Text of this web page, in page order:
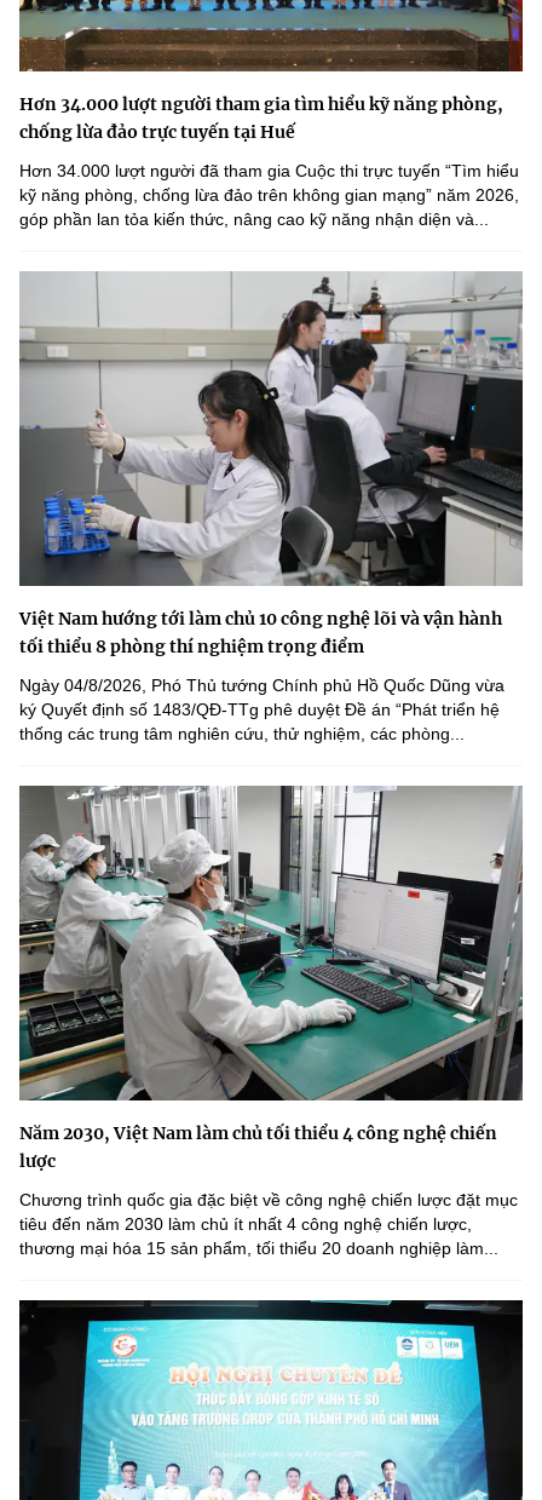
Hơn 34.000 lượt người tham gia tìm hiểu kỹ năng phòng,
chống lừa đảo trực tuyến tại Huế
Hơn 34.000 lượt người đã tham gia Cuộc thi trực tuyến “Tìm hiểu
kỹ năng phòng, chống lừa đảo trên không gian mạng” năm 2026,
góp phần lan tỏa kiến thức, nâng cao kỹ năng nhận diện và...
Việt Nam hướng tới làm chủ 10 công nghệ lõi và vận hành
tối thiểu 8 phòng thí nghiệm trọng điểm
Ngày 04/8/2026, Phó Thủ tướng Chính phủ Hồ Quốc Dũng vừa
ký Quyết định số 1483/QĐ-TTg phê duyệt Đề án “Phát triển hệ
thống các trung tâm nghiên cứu, thử nghiệm, các phòng...
Năm 2030, Việt Nam làm chủ tối thiểu 4 công nghệ chiến
lược
Chương trình quốc gia đặc biệt về công nghệ chiến lược đặt mục
tiêu đến năm 2030 làm chủ ít nhất 4 công nghệ chiến lược,
thương mại hóa 15 sản phẩm, tối thiểu 20 doanh nghiệp làm...